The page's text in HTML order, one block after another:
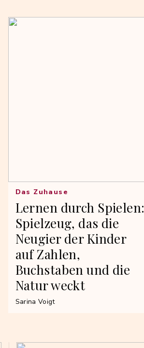
Lernen durch Spielen:
Spielzeug, das die
Neugier der Kinder
auf Zahlen,
Buchstaben und die
Natur weckt
Das Zuhause
Sarina Voigt